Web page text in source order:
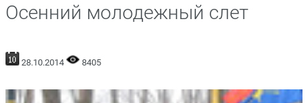
Осенний молодежный слет
28.10.2014 8405